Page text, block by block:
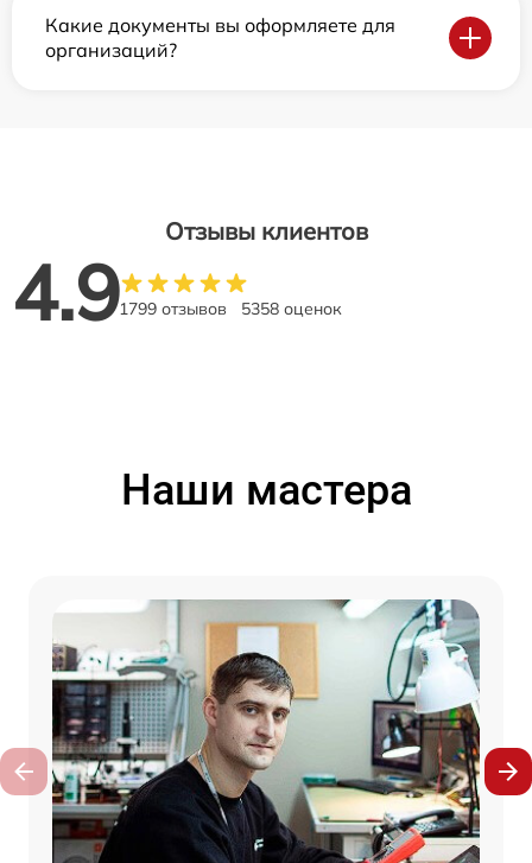
Какие документы вы оформляете для
организаций?
Отзывы клиентов
4.91799 отзывов 5358 оценок
Наши мастера